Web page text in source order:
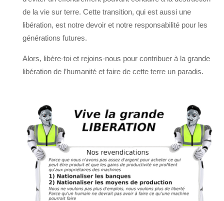
de la vie sur terre. Cette transition, qui est aussi une
libération, est notre devoir et notre responsabilité pour les
générations futures.
Alors, libère-toi et rejoins-nous pour contribuer à la grande
libération de l’humanité et faire de cette terre un paradis.